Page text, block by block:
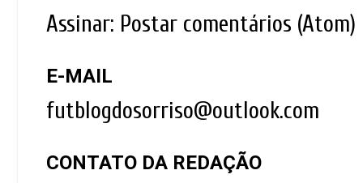
Assinar: Postar comentários (Atom)
E-MAIL
futblogdosorriso@outlook.com
CONTATO DA REDAÇÃO